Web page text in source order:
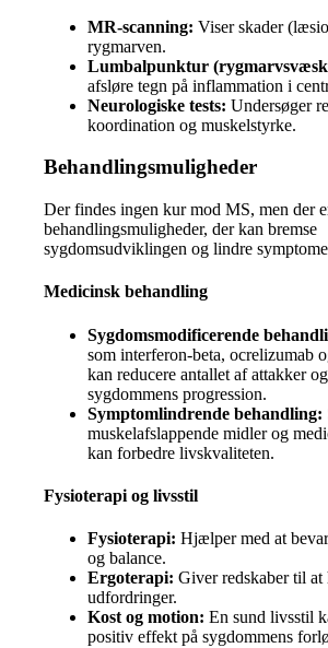
MR-scanning: Viser skader
rygmarven.
Lumbalpunktur
afsløre tegn på inflammation i
Neurologiske tests: Undersøger
koordination og muskelstyrke.
Behandlingsmuligheder
Der findes ingen kur mod MS, men der
behandlingsmuligheder, der kan bremse
sygdomsudviklingen og lindre
Medicinsk behandling
Sygdomsmodificerende
som interferon-beta, ocrelizumab
kan reducere antallet af attakker
sygdommens progression.
Symptomlindrende behandling:
muskelafslappende midler og
kan forbedre livskvaliteten.
Fysioterapi og livsstil
Fysioterapi: Hjælper med at
og balance.
Ergoterapi: Giver redskaber til at
udfordringer.
Kost og motion: En sund livsstil
positiv effekt på sygdommens